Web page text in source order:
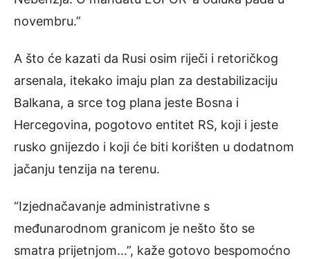
novembru.”
A što će kazati da Rusi osim riječi i retoričkog
arsenala, itekako imaju plan za destabilizaciju
Balkana, a srce tog plana jeste Bosna i
Hercegovina, pogotovo entitet RS, koji i jeste
rusko gnijezdo i koji će biti korišten u dodatnom
jačanju tenzija na terenu.
“Izjednačavanje administrativne s
međunarodnom granicom je nešto što se
smatra prijetnjom…”, kaže gotovo bespomoćno